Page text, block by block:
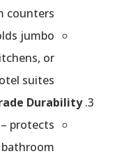
counters.
jumbo
or
suites.
Durability
– protects